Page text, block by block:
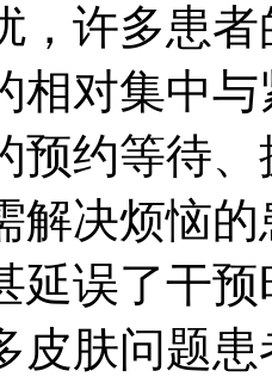
，许多患
相对集中
预约等待
解决烦恼
延误了干
皮肤问题